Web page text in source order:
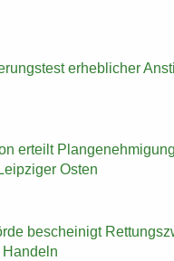
er­heb­li­cher
er­teilt
Osten
be­schei­nigt